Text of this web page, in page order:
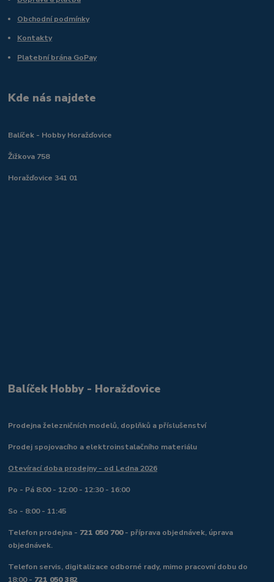
Obchodní podmínky
Kontakty
Platební brána GoPay
Kde nás najdete
Balíček - Hobby Horažďovice
Žižkova 758
Horažďovice 341 01
Balíček Hobby - Horažďovice
Prodejna železničních modelů, doplňků a příslušenství
Prodej spojovacího a elektroinstalačního materiálu
Otevírací doba prodejny - od Ledna 2026
Po - Pá 8:00 - 12:00 - 12:30 - 16:00
So - 8:00 - 11:45
Telefon prodejna - 721 050 700- příprava objednávek, úprava
objednávek.
Telefon servis, digitalizace odborné rady, mimo pracovní dobu do
18:00 - 721 050 382